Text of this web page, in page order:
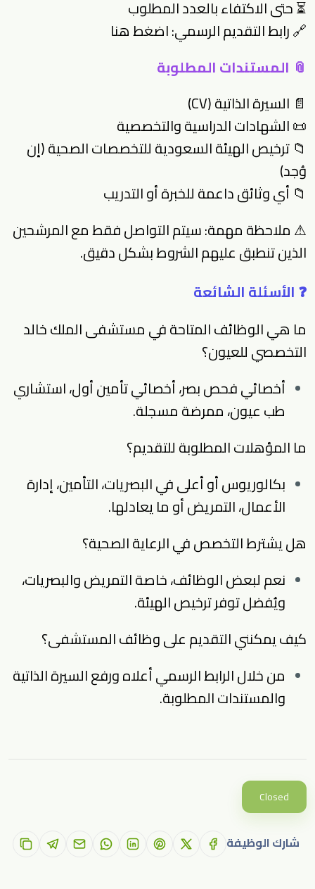
⏳ حتى الاكتفاء بالعدد المطلوب
🔗 رابط التقديم الرسمي:اضغط هنا
📎 المستندات المطلوبة
📄 السيرة الذاتية (CV)
📜 الشهادات الدراسية والتخصصية
📁 ترخيص الهيئة السعودية للتخصصات الصحية (إن
وُجد)
📁 أي وثائق داعمة للخبرة أو التدريب
⚠ ملاحظة مهمة: سيتم التواصل فقط مع المرشحين
الذين تنطبق عليهم الشروط بشكل دقيق.
❓ الأسئلة الشائعة
ما هي الوظائف المتاحة في مستشفى الملك خالد
التخصصي للعيون؟
أخصائي فحص بصر، أخصائي تأمين أول، استشاري
طب عيون، ممرضة مسجلة.
ما المؤهلات المطلوبة للتقديم؟
بكالوريوس أو أعلى في البصريات، التأمين، إدارة
الأعمال، التمريض أو ما يعادلها.
هل يشترط التخصص في الرعاية الصحية؟
نعم لبعض الوظائف، خاصة التمريض والبصريات،
ويُفضل توفر ترخيص الهيئة.
كيف يمكنني التقديم على وظائف المستشفى؟
من خلال الرابط الرسمي أعلاه ورفع السيرة الذاتية
والمستندات المطلوبة.
Closed
شارك الوظيفة